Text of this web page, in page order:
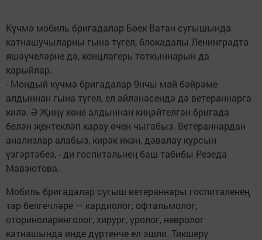
Күчмә мобиль бригадалар Бөек Ватан сугышында
катнашучыларны гына түгел, блокадалы Ленинградта
яшәүчеләрне дә, концлагерь тоткыннарын да
карыйлар.
- Мондый күчмә бригадалар 9нчы май бәйрәме
алдыннан гына түгел, ел әйләнәсендә дә ветераннарга
килә. Ә Җиңү көне алдыннан киңәйтелгән бригада
белән җентекләп карау өчен чыгабыз. Ветераннардан
анализлар алабыз, кирәк икән, дәвалау курсын
үзгәртәбез, - ди госпитальнең баш табибы Резеда
Мавзютова.
Мобиль бригадалар сугыш ветераннары госпиталенең
тар белгечләре — кардиолог, офтальмолог,
оториноларинголог, хирург, уролог, невролог
катнашында инде дүртенче ел эшли. Тикшерү